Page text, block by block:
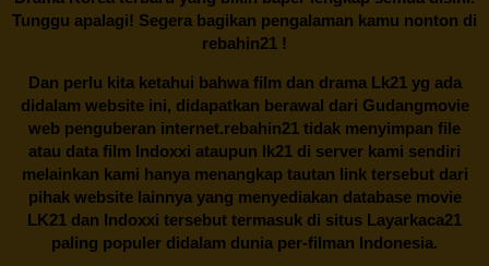
Tunggu apalagi! Segera bagikan pengalaman kamu nonton di
rebahin21 !
Dan perlu kita ketahui bahwa film dan dramaLk21yg ada
didalam website ini, didapatkan berawal dari Gudangmovie
web penguberan internet.rebahin21 tidak menyimpan file
atau data film Indoxxi ataupun lk21 di server kami sendiri
melainkan kami hanya menangkap tautan link tersebut dari
pihak website lainnya yang menyediakan database movie
LK21 dan Indoxxi tersebut termasuk di situs Layarkaca21
paling populer didalam dunia per-filman Indonesia.